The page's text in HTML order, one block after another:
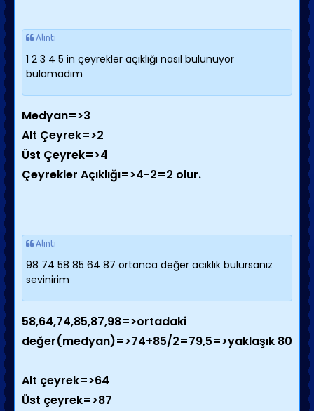
Alıntı
1 2 3 4 5 in çeyrekler açıklığı nasıl bulunuyor
bulamadım
Medyan=>3
Alt Çeyrek=>2
Üst Çeyrek=>4
Çeyrekler Açıklığı=>4-2=2 olur.
Alıntı
98 74 58 85 64 87 ortanca değer acıklık bulursanız
sevinirim
58,64,74,85,87,98=>ortadaki
değer(medyan)=>74+85/2=79,5=>yaklaşık 80
Alt çeyrek=>64
Üst çeyrek=>87